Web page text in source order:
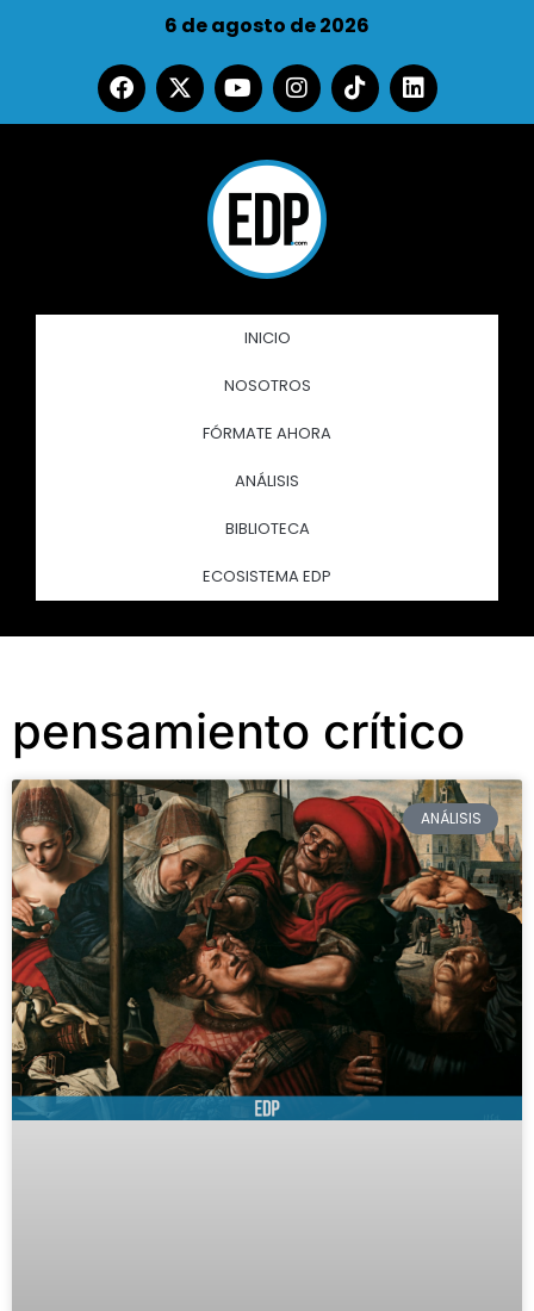
6 de agosto de 2026
INICIO
NOSOTROS
FÓRMATE AHORA
ANÁLISIS
BIBLIOTECA
ECOSISTEMA EDP
pensamiento crítico
ANÁLISIS